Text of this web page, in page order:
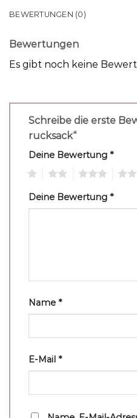
BEWERTUNGEN (0)
Bewertungen
Es gibt noch keine
Schreibe die erste
rucksack“
Deine Bewertung *
Deine Bewertung *
Name *
E-Mail *